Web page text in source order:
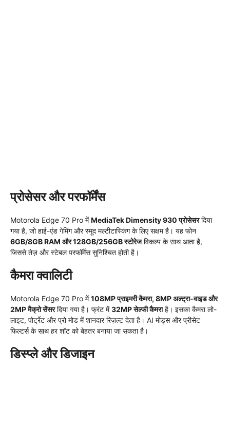
प्रोसेसर और परफॉर्मेंस
Motorola Edge 70 Pro में MediaTek Dimensity 930 प्रोसेसरदिया
गया है, जो हाई-एंड गेमिंग और स्मूद मल्टीटास्किंग के लिए सक्षम है। यह फोन
6GB/8GB RAM और 128GB/256GB स्टोरेजविकल्प के साथ आता है,
जिससे तेज़ और स्टेबल परफॉर्मेंस सुनिश्चित होती है।
कैमरा क्वालिटी
Motorola Edge 70 Pro में108MP प्राइमरी कैमरा, 8MP अल्ट्रा-वाइड और
2MP मैक्रो सेंसरदिया गया है। फ्रंट में32MP सेल्फी कैमराहै। इसका कैमरा लो-
लाइट, पोर्ट्रेट और प्रो मोड में शानदार रिज़ल्ट देता है। AI मोड्स और प्रीसेट
फिल्टर्स के साथ हर शॉट को बेहतर बनाया जा सकता है।
डिस्प्ले और डिजाइन